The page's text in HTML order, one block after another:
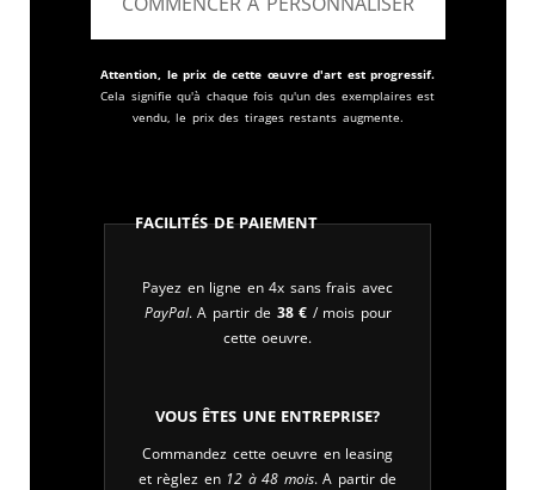
Attention, le prix de cette œuvre d'art est progressif.
Cela signifie qu'à chaque fois qu'un des exemplaires est
vendu, le prix des tirages restants augmente.
Facilités de paiement
Payez en ligne en 4x sans frais avec
PayPal. A partir de 38 € / mois pour
cette oeuvre.
Vous êtes une entreprise?
Commandez cette oeuvre en leasing
et règlez en 12 à 48 mois. A partir de